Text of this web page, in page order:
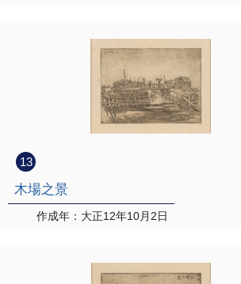
13
木場之景
作成年：大正12年10月2日